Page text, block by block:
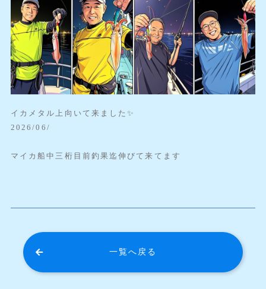
イカメタル上向いて来ました✨️
2026/06/
マイカ船中三桁目前釣果迄伸びて来てます
一覧へ戻る